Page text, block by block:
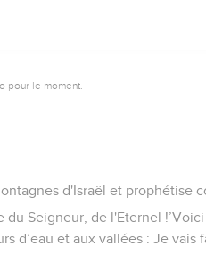
pour le moment.
d'Israël et prophétise
du Seigneur, de l'Eternel
d’eau et aux vallées : Je